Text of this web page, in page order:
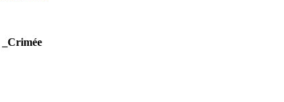
_Crimée